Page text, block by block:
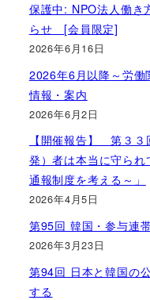
保護中: NPO法人働き
らせ [会員限定]
2026年6月16日
2026年6月以降～労働
情報・案内
2026年6月2日
【開催報告】 第３
発）者は本当に守ら
通報制度を考える～」
2026年4月5日
第95回 韓国・参与連
2026年3月23日
第94回 日本と韓国の
する